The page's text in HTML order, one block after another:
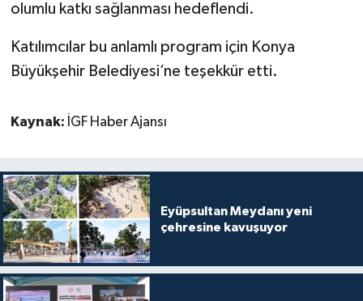
olumlu katkı sağlanması hedeflendi.
Katılımcılar bu anlamlı program için Konya
Büyükşehir Belediyesi’ne teşekkür etti.
Kaynak: İGF Haber Ajansı
Eyüpsultan Meydanı yeni
çehresine kavuşuyor